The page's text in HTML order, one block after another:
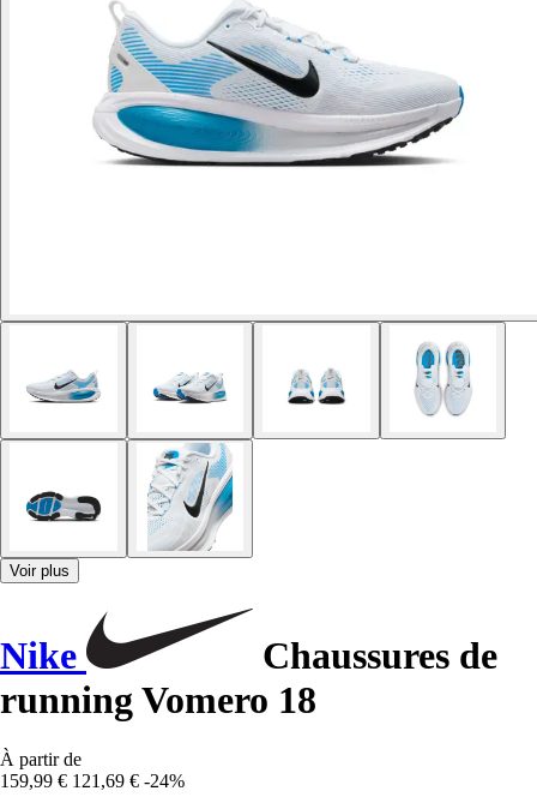
Voir plus
Nike
Chaussures de
running Vomero 18
À partir de
159,99 € 121,69 € -24%